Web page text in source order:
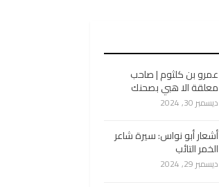
عمرو بن كلثوم | صاحب
معلقة الا هبي بصحنك
ديسمبر 30, 2024
أشعار أبو نواس: سيرة شاعر
الخمر التائب
ديسمبر 29, 2024